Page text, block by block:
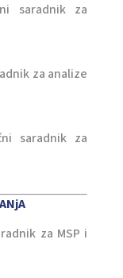
saradnik za
za analize
saradnik za
za MSP i